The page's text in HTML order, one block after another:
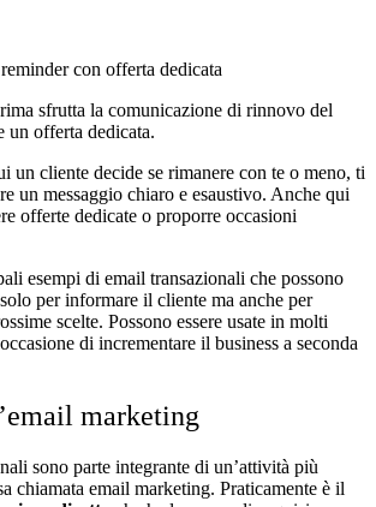
con offerta dedicata
sfrutta la comunicazione di rinnovo del
un offerta dedicata.
un cliente decide se rimanere con te o meno, ti
un messaggio chiaro e esaustivo. Anche qui
offerte dedicate o proporre occasioni
esempi di email transazionali che possono
per informare il cliente ma anche per
scelte. Possono essere usate in molti
di incrementare il business a seconda
marketing
sono parte integrante di un’attività più
chiamata email marketing. Praticamente è il